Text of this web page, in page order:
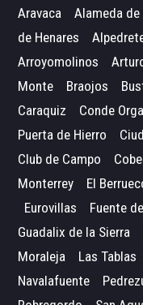
Aravaca
Alameda de
de Henares
Arroyomolinos
Monte
Braojos
Caraquiz
Conde
Puerta de Hierro
Club de Campo
Monterrey
El
Eurovillas
Fuente
Guadalix de la Sierra
Moraleja
Las Tablas
Navalafuente